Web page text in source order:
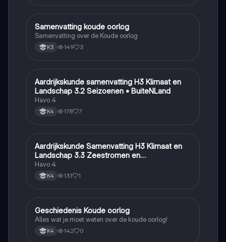
Geschiedenis
Samenvatting koude oorlog
Samenvatting over de Koude oorlog
K3 149 3
Aardrijkskunde
Aardrijkskunde samenvatting H3 Klimaat en
Landschap 3.2 Seizoenen • BuiteNLand
Havo 4
K4 178 7
Aardrijkskunde
Aardrijkskunde Samenvatting H3 Klimaat en
Landschap 3.3 Zeestromen en
Klimaatgebieden • BuiteNLand
Havo 4
K4 131 1
Geschiedenis
Geschiedenis Koude oorlog
Alles wat je moet weten over de koude oorlog!
K4 142 0